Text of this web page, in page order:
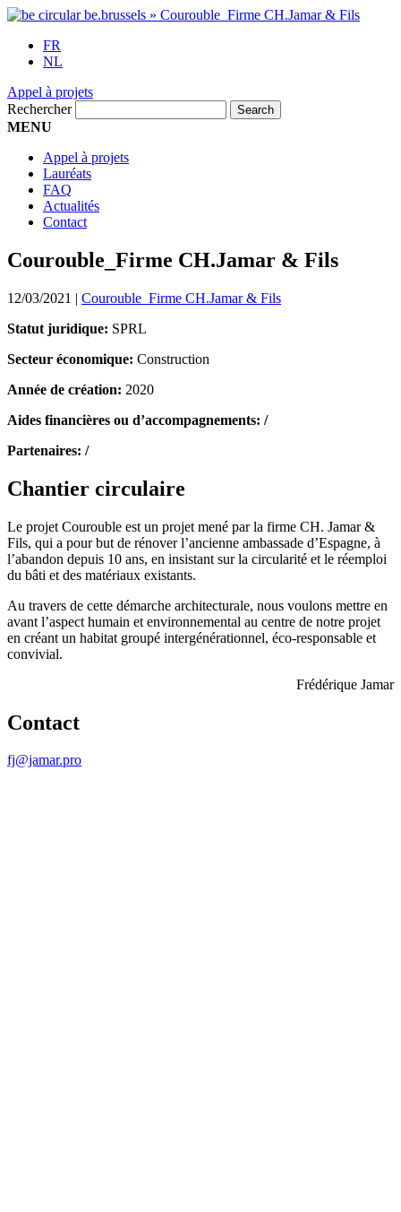
FR
NL
Appel à projets
Rechercher
MENU
Appel à projets
Lauréats
FAQ
Actualités
Contact
Courouble_Firme CH.Jamar & Fils
12/03/2021 | Courouble_Firme CH.Jamar & Fils
Statut juridique: SPRL
Secteur économique: Construction
Année de création: 2020
Aides financières ou d’accompagnements: /
Partenaires: /
Chantier circulaire
Le projet Courouble est un projet mené par la firme CH. Jamar &
Fils, qui a pour but de rénover l’ancienne ambassade d’Espagne, à
l’abandon depuis 10 ans, en insistant sur la circularité et le réemploi
du bâti et des matériaux existants.
Au travers de cette démarche architecturale, nous voulons mettre en
avant l’aspect humain et environnemental au centre de notre projet
en créant un habitat groupé intergénérationnel, éco-responsable et
convivial.
Frédérique Jamar
Contact
fj@jamar.pro